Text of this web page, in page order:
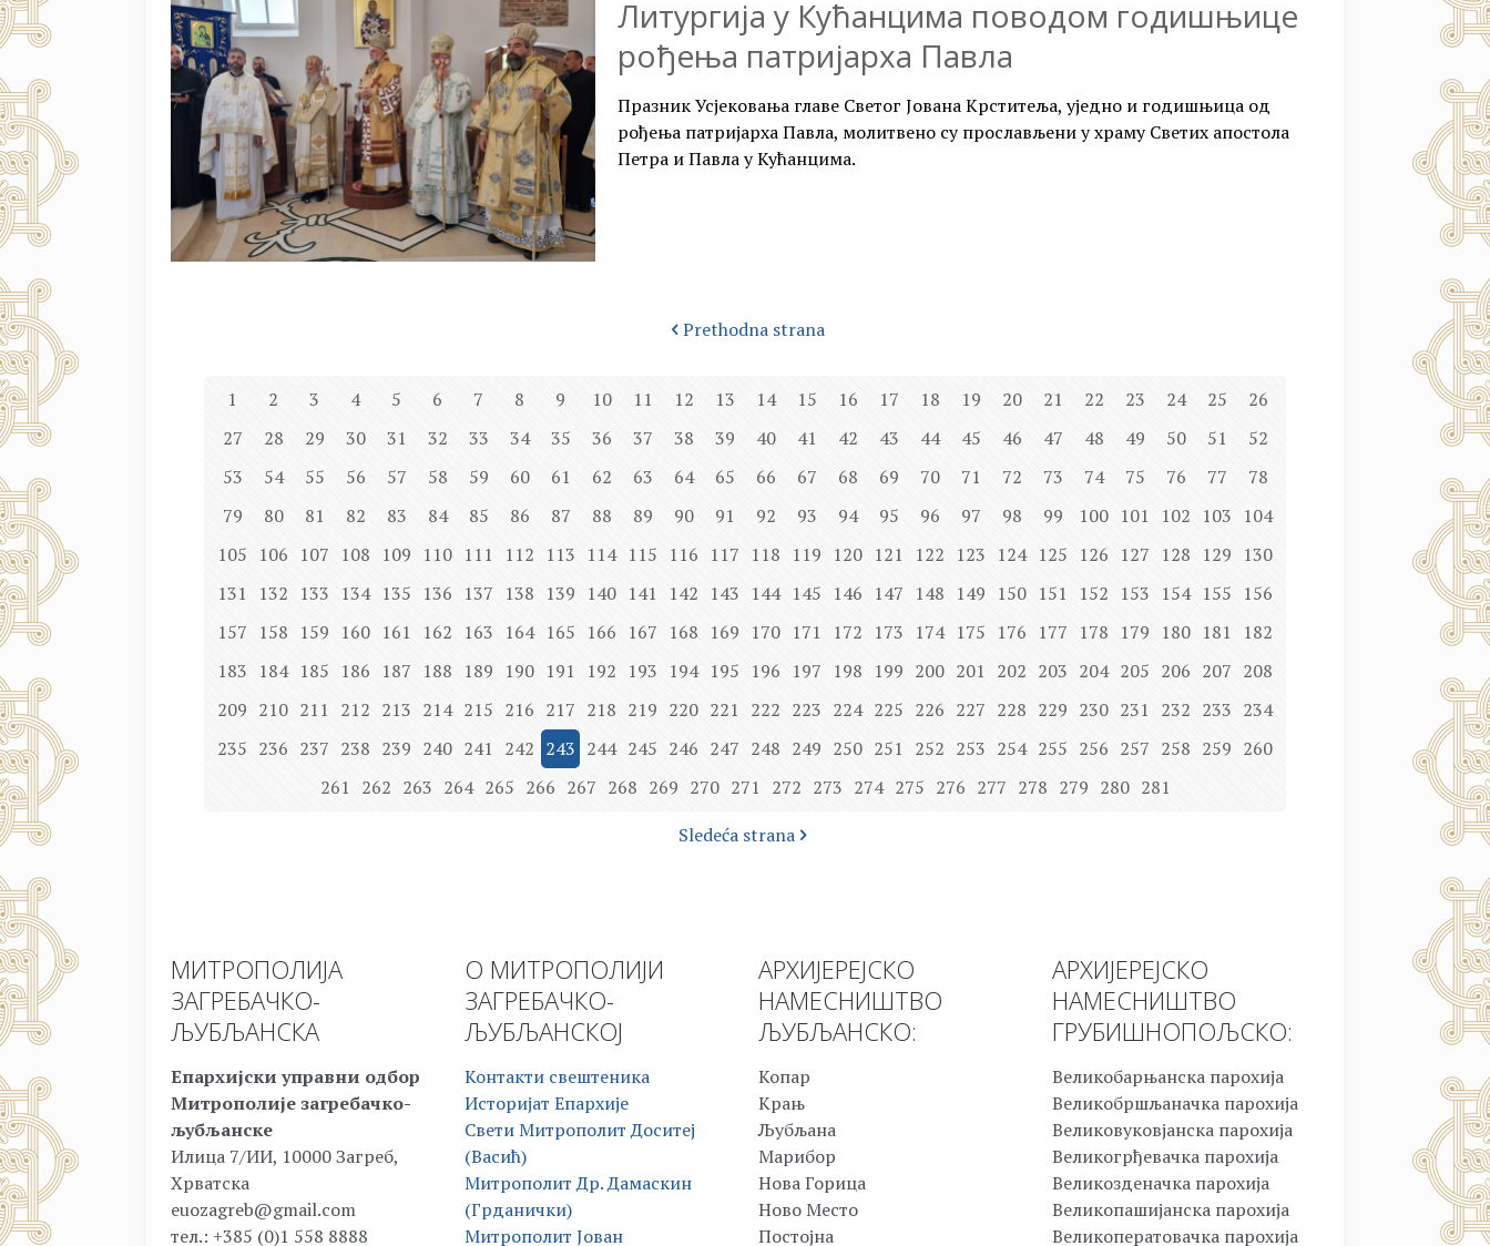
Литургија у Кућанцима поводом годишњице
рођења патријарха Павла
Празник Усјековања главе Светог Јована Крститеља, уједно и годишњица од
рођења патријарха Павла, молитвено су прослављени у храму Светих апостола
Петра и Павла у Кућанцима.
Prethodna strana
1 2 3 4 5 6 7 8 9 10 11 12 13 14 15 16 17 18 19 20 21 22 23 24 25
26
27
28 29 30 31 32 33 34 35 36 37 38 39 40 41 42 43 44 45 46 47 48 49 50 51
52
53
54 55 56 57 58 59 60 61 62 63 64 65 66 67 68 69 70 71 72 73 74 75 76 77
78
79
80 81 82 83 84 85 86 87 88 89 90 91 92 93 94 95 96 97 98 99 100 101 102 103 104
105 106 107 108 109 110 111 112 113 114 115 116 117 118 119 120 121 122 123 124 125 126 127 128 129 130
131
132 133 134 135 136 137 138 139 140 141 142 143 144 145 146 147 148 149 150 151 152 153 154 155 156
157 158 159 160 161 162 163 164 165 166 167 168 169 170 171 172 173 174 175 176 177 178 179 180 181
182
183 184 185 186 187 188 189 190 191 192 193 194 195 196 197 198 199 200 201 202 203 204 205 206 207 208
209 210 211 212 213 214 215 216 217 218 219 220 221 222 223 224 225 226 227 228 229 230 231 232 233 234
235 236 237 238 239 240 241 242 243 244 245 246 247 248 249 250 251 252 253 254 255 256 257 258 259 260
261 262 263 264 265 266 267 268 269 270 271 272 273 274 275 276 277 278 279 280 281
Sledeća strana
МИТРОПОЛИЈА
ЗАГРЕБАЧКО-
ЉУБЉАНСКА
Епархијски управни одбор
Митрополије загребачко-
љубљанске
Илица 7/ИИ, 10000 Загреб,
Хрватска
euozagreb@gmail.com
тел.: +385 (0)1 558 8888
О МИТРОПОЛИЈИ
ЗАГРЕБАЧКО-
ЉУБЉАНСКОЈ
Контакти свештеника
Историјат Епархије
Свети Митрополит Доситеј
(Васић)
Митрополит Др. Дамаскин
(Грданички)
Митрополит Јован
АРХИЈЕРЕЈСКО
НАМЕСНИШТВО
ЉУБЉАНСКО:
Копар
Крањ
Љубљана
Марибор
Нова Горица
Ново Место
Постојна
АРХИЈЕРЕЈСКО
НАМЕСНИШТВО
ГРУБИШНОПОЉСКО:
Великобарњанска парохија
Великобршљаначка парохија
Великовуковјанска парохија
Великогрђевачка парохија
Великозденачка парохија
Великопашијанска парохија
Великоператовачка парохија